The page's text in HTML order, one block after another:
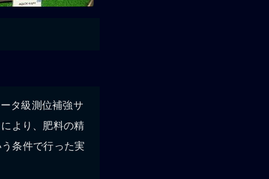
タ級測位補強サ
より、肥料の精
条件で行った実